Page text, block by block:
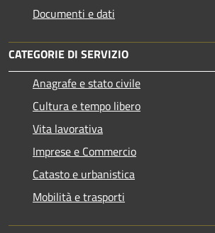
Documenti e dati
CATEGORIE DI SERVIZIO
Anagrafe e stato civile
Cultura e tempo libero
Vita lavorativa
Imprese e Commercio
Catasto e urbanistica
Mobilità e trasporti